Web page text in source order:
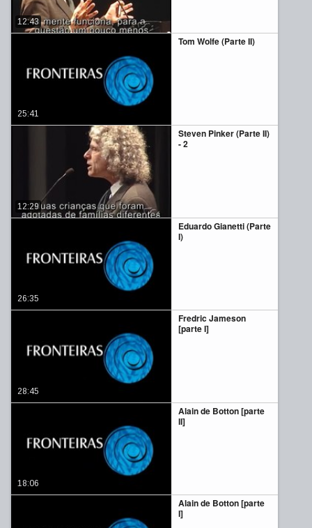
12:43
Tom Wolfe (Parte II)
25:41
Steven Pinker (Parte II)
- 2
12:29
Eduardo Gianetti (Parte
I)
26:35
Fredric Jameson
[parte I]
28:45
Alain de Botton [parte
II]
18:06
Alain de Botton [parte
I]